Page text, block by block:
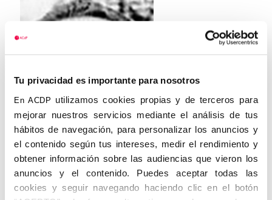
Tu privacidad es importante para nosotros
En ACDP utilizamos cookies propias y de terceros para
mejorar nuestros servicios mediante el análisis de tus
hábitos de navegación, para personalizar los anuncios y
el contenido según tus intereses, medir el rendimiento y
obtener información sobre las audiencias que vieron los
anuncios y el contenido. Puedes aceptar todas las
cookies y seguir navegando haciendo clic en el botón